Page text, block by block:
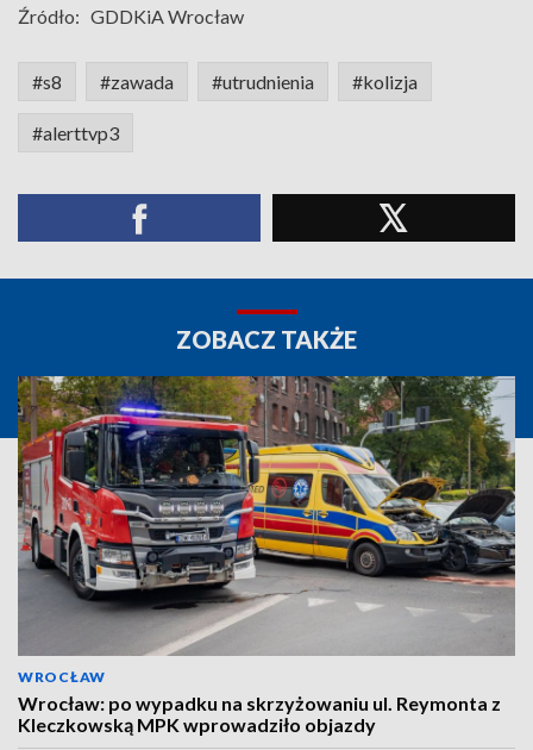
Źródło: GDDKiA Wrocław
#s8 #zawada #utrudnienia #kolizja
#alerttvp3
ZOBACZ TAKŻE
WROCŁAW
Wrocław: po wypadku na skrzyżowaniu ul. Reymonta z
Kleczkowską MPK wprowadziło objazdy